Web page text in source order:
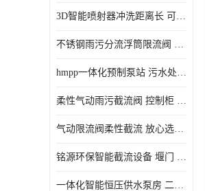
3D智能喷射器冲洗距离长 可270度旋转 高强度水压远距离喷洗
不锈钢雨污分流浮筒限流阀 DN150-DN1000 品质可信
hmpp一体化预制泵站 污水处理系统 乡镇学校市政排水 厂家供应
柔性气动雨污截流阀 控制柜 远程控制安全性高检修方便
气动限流阀柔性截流 放心选购 控源截污铭源环保
铭源环保智能截流设备 堰门 铸铁调节闸门作用 源头商家 可定制
一体化智能恒压供水泵房 二次加压供水设备户外智慧泵房